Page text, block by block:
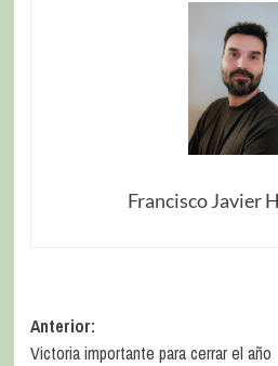
Francisco Javier
Anterior:
Victoria importante para cerrar el año